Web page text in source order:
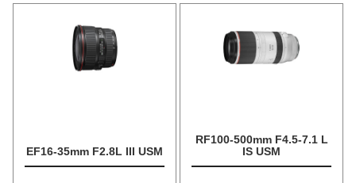
EF16-35mm F2.8L III USM
RF100-500mm F4.5-7.1 L
IS USM